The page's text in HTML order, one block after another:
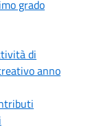
grado
di
anno